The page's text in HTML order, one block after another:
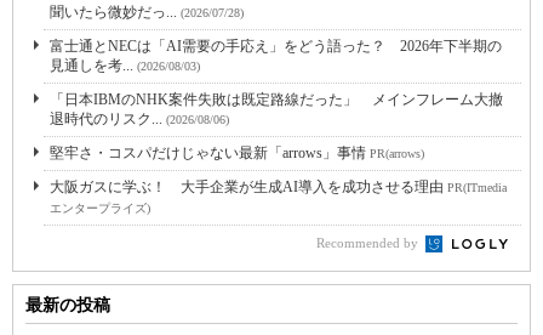
聞いたら微妙だっ... (2026/07/28)
富士通とNECは「AI需要の手応え」をどう語った？ 2026年下半期の
見通しを考... (2026/08/03)
「日本IBMのNHK案件失敗は既定路線だった」 メインフレーム大撤
退時代のリスク... (2026/08/06)
堅牢さ・コスパだけじゃない最新「arrows」事情 PR(arrows)
大阪ガスに学ぶ！ 大手企業が生成AI導入を成功させる理由 PR(ITmedia
エンタープライズ)
Recommended by
最新の投稿